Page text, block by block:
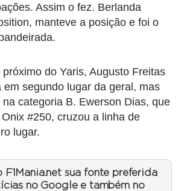
Assim o fez. Berlanda
manteve a posição e foi o
do Yaris, Augusto Freitas
em segundo lugar da geral, mas
categoria B. Ewerson Dias, que
#250, cruzou a linha de
lugar.
F1Mania.net sua fonte preferida
no Google e também no